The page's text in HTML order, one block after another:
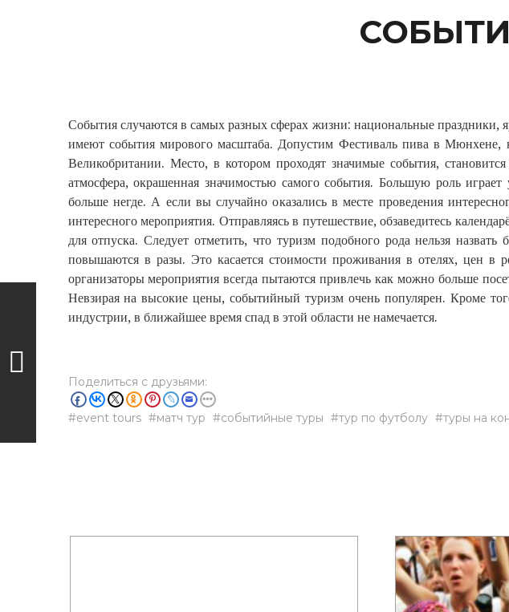
События случаются в самых разных сферах жизни: национальные
имеют события мирового масштаба. Допустим Фестиваль пива в
Великобритании. Место, в котором проходят значимые события,
атмосфера, окрашенная значимостью самого события. Большую роль
больше негде. А если вы случайно оказались в месте проведения
интересного мероприятия. Отправляясь в путешествие, обзаведитесь
для отпуска. Следует отметить, что туризм подобного рода нельзя
повышаются в разы. Это касается стоимости проживания в отелях, цен в
организаторы мероприятия всегда пытаются привлечь как можно больше
Невзирая на высокие цены, событийный туризм очень популярен. Кроме
индустрии, в ближайшее время спад в этой области не намечается.
Поделиться с друзьями:
event tours матч тур событийные туры тур по футболу туры на